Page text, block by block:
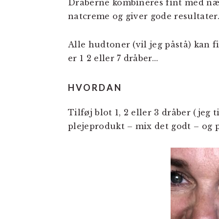
Dråberne kombineres fint med
natcreme og giver gode resultater.
Alle hudtoner (vil jeg påstå) kan
er 1 2 eller 7 dråber…
HVORDAN
Tilføj blot 1, 2 eller 3 dråber (jeg
plejeprodukt – mix det godt – og